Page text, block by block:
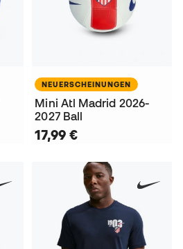
NEUERSCHEINUNGEN
Mini Atl Madrid 2026-
2027 Ball
17,99 €